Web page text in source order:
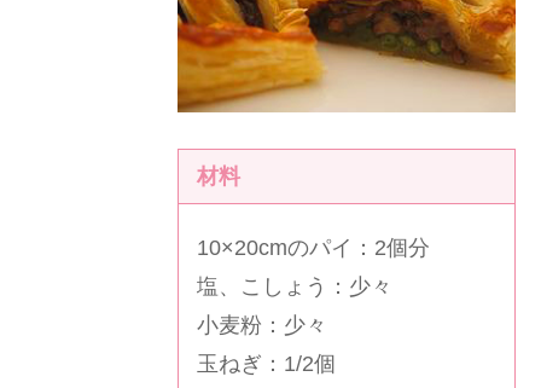
材料
10×20cmのパイ：2個分
塩、こしょう：少々
小麦粉：少々
玉ねぎ：1/2個